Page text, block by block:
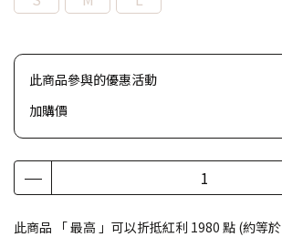
此商品參與的優惠活動
加購價
此商品 「 最高 」可以折抵紅利 1980 點 (約等於